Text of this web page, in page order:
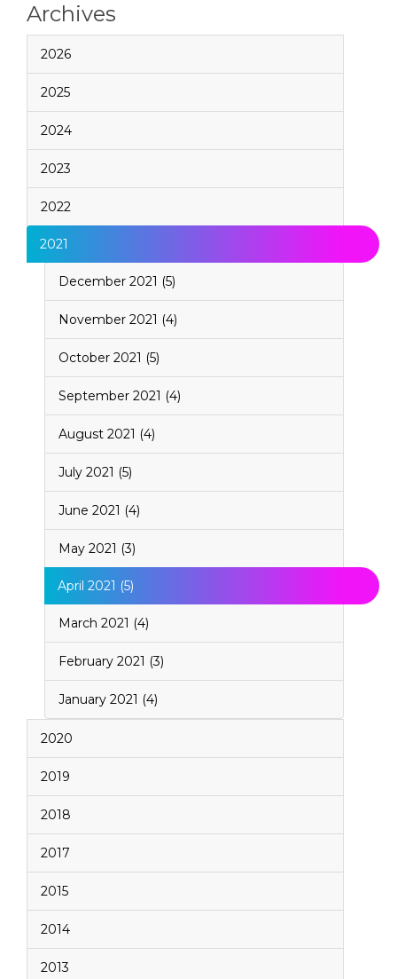
Archives
2026
2025
2024
2023
2022
2021
December 2021 (5)
November 2021 (4)
October 2021 (5)
September 2021 (4)
August 2021 (4)
July 2021 (5)
June 2021 (4)
May 2021 (3)
April 2021 (5)
March 2021 (4)
February 2021 (3)
January 2021 (4)
2020
2019
2018
2017
2015
2014
2013